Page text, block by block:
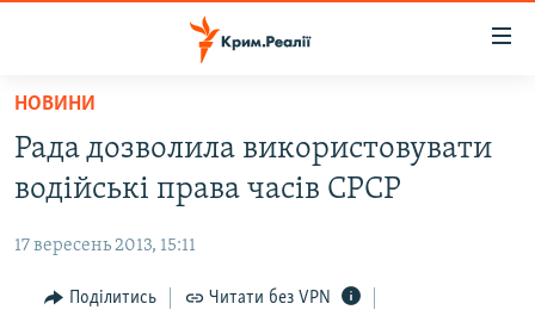
Перейти
основного
матеріалу
до
навігації
ВОДА.КРИМ
ПОЛІТИКА
БЛОГИ
НОВИНИ
Рада дозволила використовувати
водійські права часів СРСР
17 вересень 2013, 15:11
Поділитись Читати без VPN